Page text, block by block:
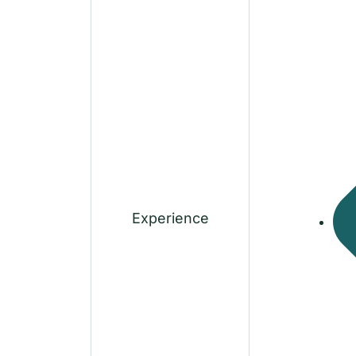
Experience